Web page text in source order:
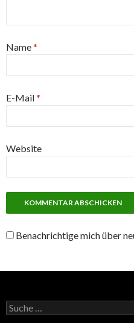
Name*
E-Mail*
Website
Benachrichtige mich über
S
u